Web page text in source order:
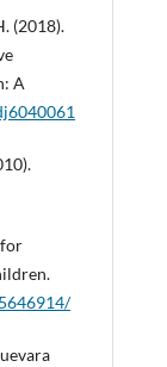
(2018).
A
for